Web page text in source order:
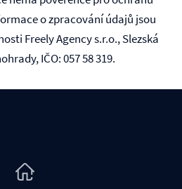
o zpracování údajů jsou
Freely Agency s.r.o.,Slezská
, IČO:057 58 319.